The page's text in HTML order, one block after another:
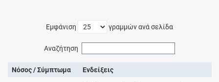
Εμφάνιση γραμμών ανά σελίδα
Αναζήτηση
Νόσος / Σύμπτωμα Ενδείξεις